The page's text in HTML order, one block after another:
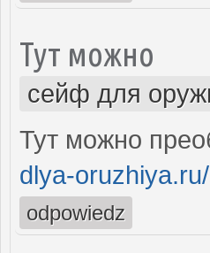
Тут можно
сейф для
Тут можно
dlya-
odpowiedz